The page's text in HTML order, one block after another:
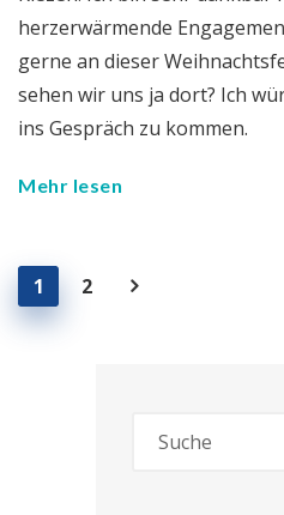
herzerwärmende
gerne an dieser
sehen wir uns ja dort? Ich
ins Gespräch zu kommen.
Mehr lesen
1 2